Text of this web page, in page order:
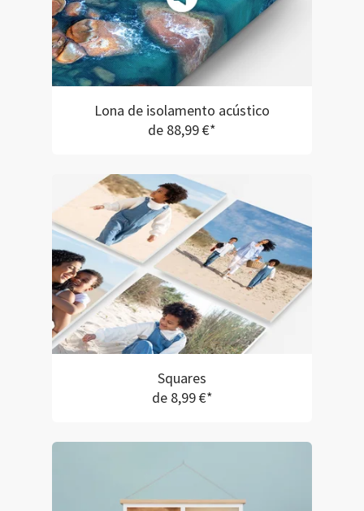
Lona de isolamento acústico
de 88,99 €*
Squares
de 8,99 €*